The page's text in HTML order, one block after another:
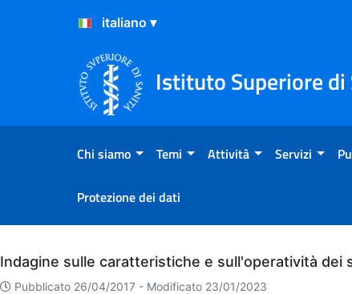
Salta al Contenuto
Salta al Footer
Istituto Superiore di
Chi siamo Temi Attività Servizi
Protezione dei dati
Archivio
Indagine sulle caratteristiche e sull'operatività
Pubblicato 26/04/2017 - Modificato 23/01/2023